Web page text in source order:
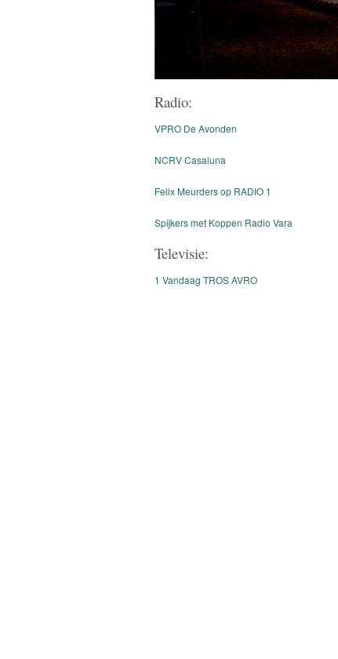
Radio:
VPRO De Avonden
NCRV Casaluna
Felix Meurders op RADIO 1
Spijkers met Koppen Radio Vara
Televisie:
1 Vandaag TROS AVRO